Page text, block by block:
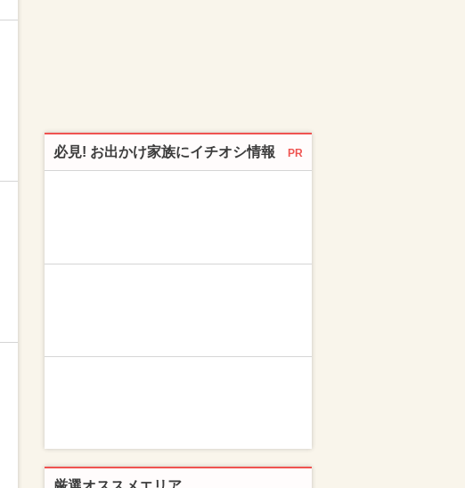
必見! お出かけ家族にイチオシ情報 PR